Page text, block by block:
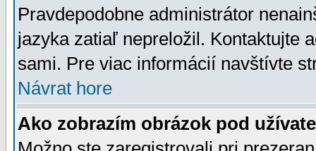
Pravdepodobne administrátor
jazyka zatiaľ nepreložil. Kontaktujte
sami. Pre viac informácií navštívte
Návrat hore
Ako zobrazím obrázok pod